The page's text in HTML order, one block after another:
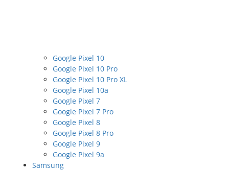
Google Pixel 10
Google Pixel 10 Pro
Google Pixel 10 Pro XL
Google Pixel 10a
Google Pixel 7
Google Pixel 7 Pro
Google Pixel 8
Google Pixel 8 Pro
Google Pixel 9
Google Pixel 9a
Samsung